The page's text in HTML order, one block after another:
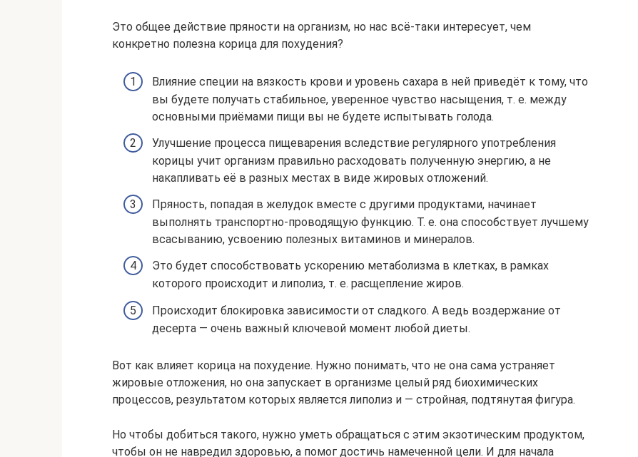
Это общее действие пряности на организм, но нас всё-таки интересует, чем
конкретно полезна корица для похудения?
Влияние специи на вязкость крови и уровень сахара в ней приведёт к тому, что
вы будете получать стабильное, уверенное чувство насыщения, т. е. между
основными приёмами пищи вы не будете испытывать голода.
Улучшение процесса пищеварения вследствие регулярного употребления
корицы учит организм правильно расходовать полученную энергию, а не
накапливать её в разных местах в виде жировых отложений.
Пряность, попадая в желудок вместе с другими продуктами, начинает
выполнять транспортно-проводящую функцию. Т. е. она способствует лучшему
всасыванию, усвоению полезных витаминов и минералов.
Это будет способствовать ускорению метаболизма в клетках, в рамках
которого происходит и липолиз, т. е. расщепление жиров.
Происходит блокировка зависимости от сладкого. А ведь воздержание от
десерта — очень важный ключевой момент любой диеты.
Вот как влияет корица на похудение. Нужно понимать, что не она сама устраняет
жировые отложения, но она запускает в организме целый ряд биохимических
процессов, результатом которых является липолиз и — стройная, подтянутая фигура.
Но чтобы добиться такого, нужно уметь обращаться с этим экзотическим продуктом,
чтобы он не навредил здоровью, а помог достичь намеченной цели. И для начала